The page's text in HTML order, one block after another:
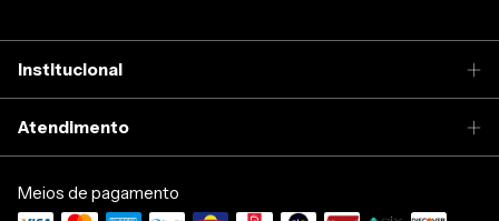
Institucional
Atendimento
Meios de pagamento